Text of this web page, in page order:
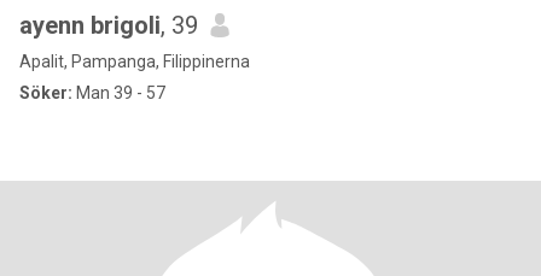
ayenn brigoli, 39
Apalit, Pampanga, Filippinerna
Söker: Man 39 - 57